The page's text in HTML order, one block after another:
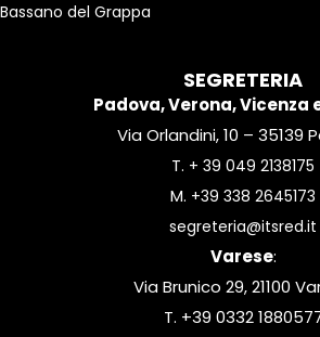
Bassano del Grappa
SEGRETERIA
Padova, Verona, Vicenza
Via Orlandini, 10 – 35139
T. + 39 049 2138175
M. +39 338 2645173
segreteria@itsred.it
Varese:
Via Brunico 29, 21100
T. +39 0332